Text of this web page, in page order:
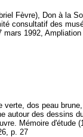
Fèvre), Don à la
consultatif des
1992,
dos peau
autour des dessins
Mémoire d'étude
p. 27